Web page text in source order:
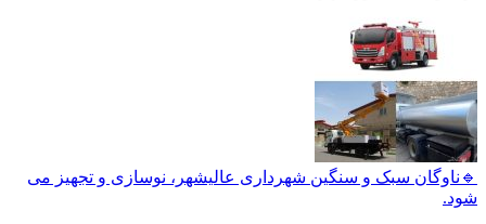
🔹ناوگان سبک و سنگین شهرداری عالیشهر، نوسازی و تجهیز می
شود.